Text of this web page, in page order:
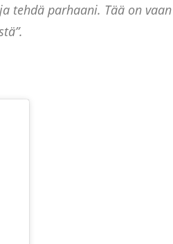
tehdä parhaani. Tää on vaan